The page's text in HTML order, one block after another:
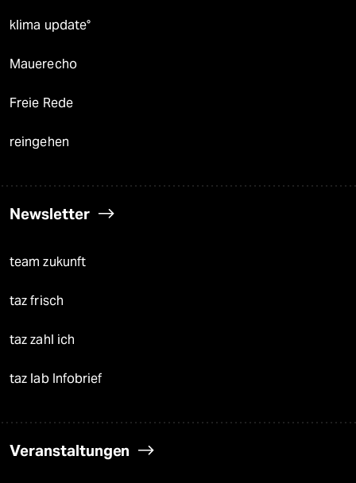
klima update°
Mauerecho
Freie Rede
reingehen
Newsletter
team zukunft
taz frisch
taz zahl ich
taz lab Infobrief
Veranstaltungen